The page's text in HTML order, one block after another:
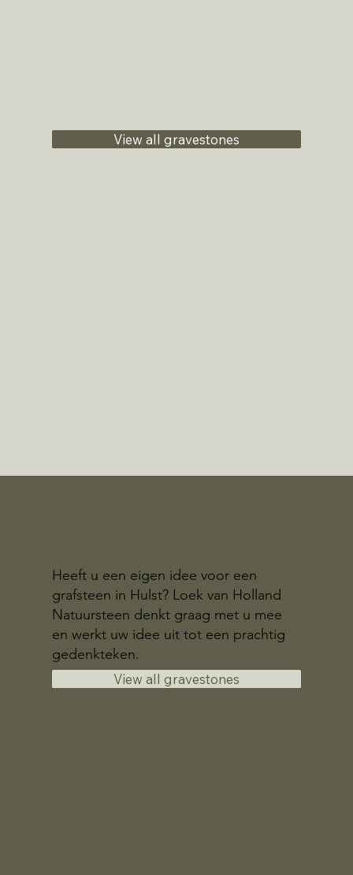
View all gravestones
Heeft u een eigen idee voor een
grafsteen in Hulst? Loek van Holland
Natuursteen denkt graag met u mee
en werkt uw idee uit tot een prachtig
gedenkteken.
View all gravestones